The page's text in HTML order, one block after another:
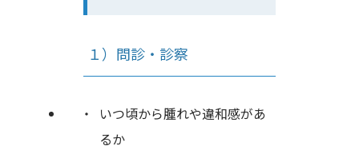
１）問診・診察
いつ頃から腫れや違和感があ
るか